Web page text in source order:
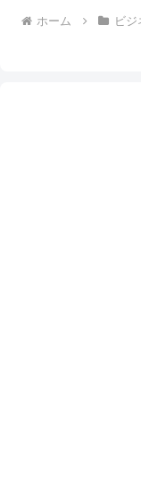
ホーム ビジ